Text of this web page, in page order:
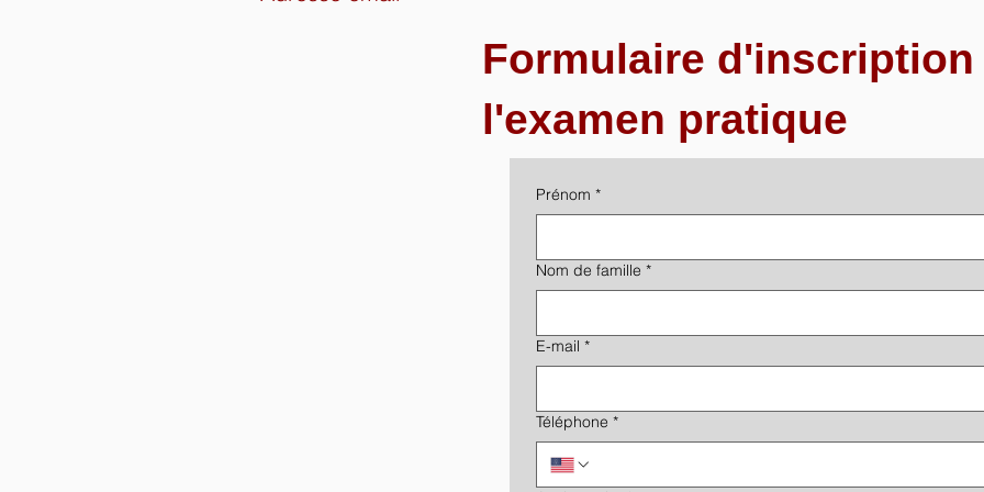
Formulaire d'inscription
l'examen pratique
Prénom *
Nom de famille *
E-mail *
Téléphone *